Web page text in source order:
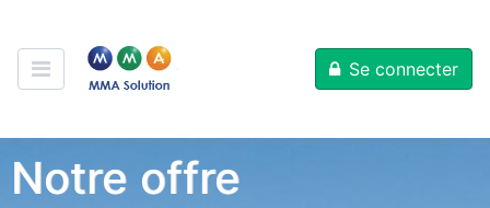
Se connecter
Notre offre